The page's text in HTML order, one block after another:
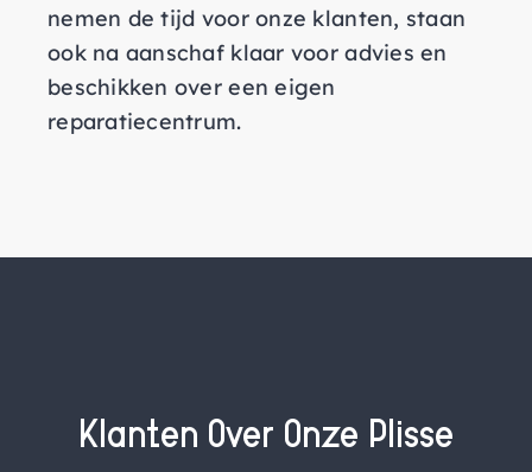
nemen de tijd voor onze klanten, staan
ook na aanschaf klaar voor advies en
beschikken over een eigen
reparatiecentrum.
Klanten Over Onze Plissé